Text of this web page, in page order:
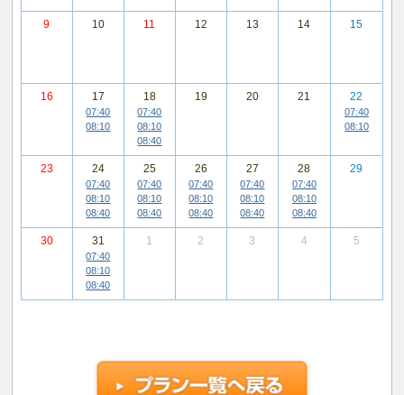
9 10 11 12 13 14 15
16 17
07:40
08:10
18
07:40
08:10
08:40
19 20 21 22
07:40
08:10
23 24
07:40
08:10
08:40
25
07:40
08:10
08:40
26
07:40
08:10
08:40
27
07:40
08:10
08:40
28
07:40
08:10
08:40
29
30 31
07:40
08:10
08:40
1 2 3 4 5